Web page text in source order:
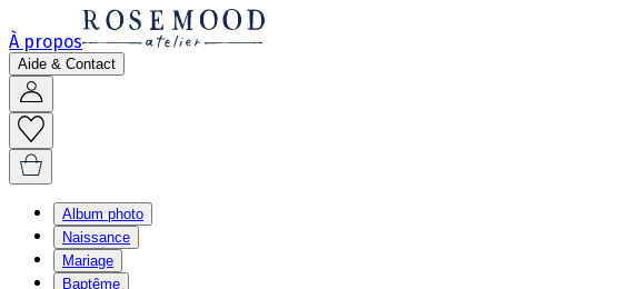
À propos
Aide & Contact
Album photo
Naissance
Mariage
Baptême